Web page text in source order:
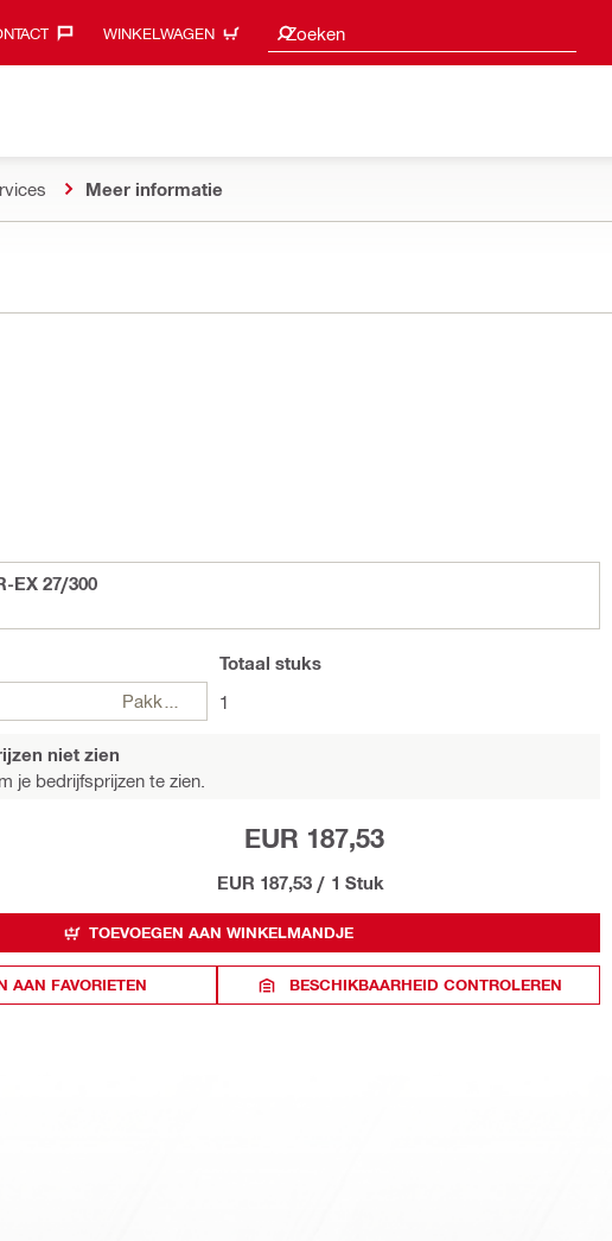
WINKELWAGEN Zoeken
Zoeksuggesties
Meer informatie
EX 27/300
Pakketten
Totaal stuks
1
niet zien
je bedrijfsprijzen te zien.
EUR 187,53
EUR 187,53 / 1 Stuk
TOEVOEGEN AAN WINKELMANDJE
AAN FAVORIETEN BESCHIKBAARHEID CONTROLEREN